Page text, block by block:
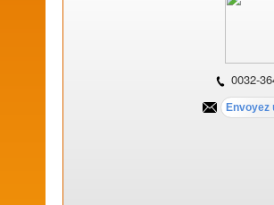
0032-